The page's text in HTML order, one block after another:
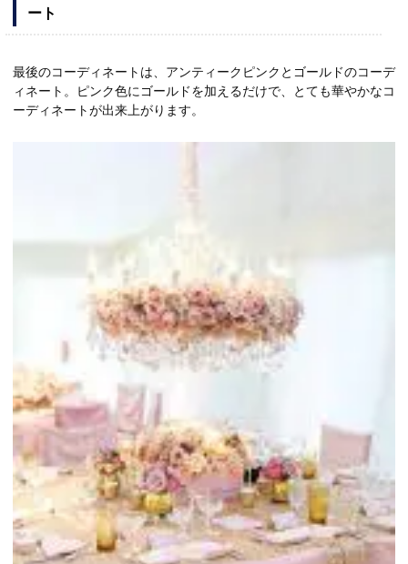
ート
最後のコーディネートは、アンティークピンクとゴールドのコーデ
ィネート。ピンク色にゴールドを加えるだけで、とても華やかなコ
ーディネートが出来上がります。